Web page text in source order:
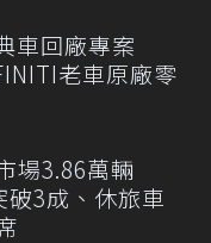
車回廠專案
老車原廠零
場3.86萬輛
3成、休旅車